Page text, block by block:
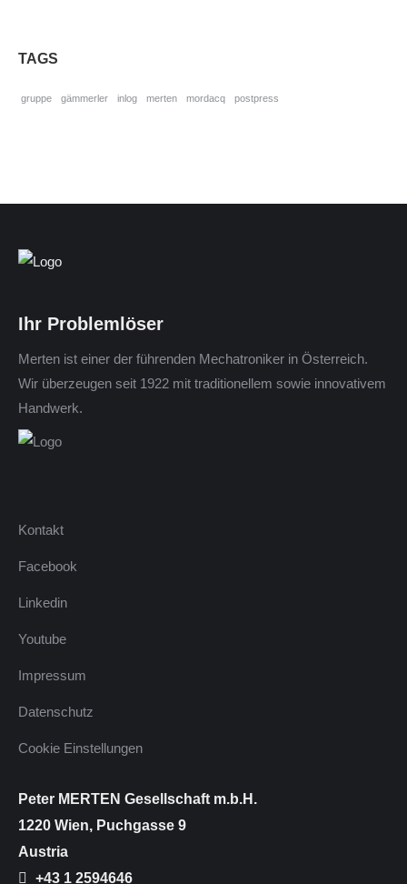
TAGS
gruppe gämmerler inlog merten mordacq postpress
Ihr Problemlöser
Merten ist einer der führenden Mechatroniker in Österreich.
Wir überzeugen seit 1922 mit traditionellem sowie innovativem
Handwerk.
Kontakt
Facebook
Linkedin
Youtube
Impressum
Datenschutz
Cookie Einstellungen
Peter MERTEN Gesellschaft m.b.H.
1220 Wien, Puchgasse 9
Austria
+43 1 2594646